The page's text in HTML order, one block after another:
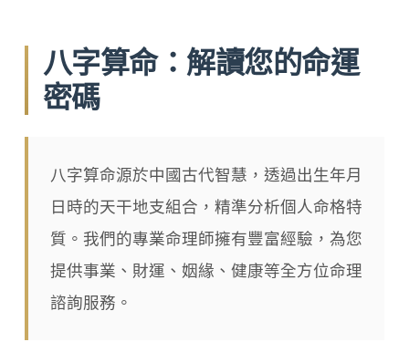
八字算命：解讀您的命運
密碼
八字算命源於中國古代智慧，透過出生年月
日時的天干地支組合，精準分析個人命格特
質。我們的專業命理師擁有豐富經驗，為您
提供事業、財運、姻緣、健康等全方位命理
諮詢服務。